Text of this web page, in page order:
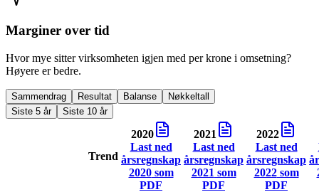
Marginer over tid
Hvor mye sitter virksomheten igjen med per krone i omsetning?
Høyere er bedre.
Sammendrag Resultat Balanse
Nøkkeltall
Siste 5 år
Siste 10 år
Trend
2020
Last ned
årsregnskap
2020som
PDF
2021
Last ned
årsregnskap
2021 som
PDF
2022
Last ned
årsregnskap
2022som
PDF